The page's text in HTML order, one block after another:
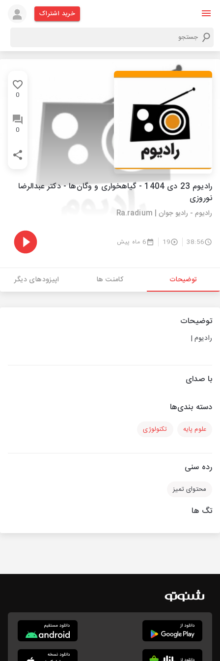
خرید اشتراک
0
0
رادیوم 23 دی 1404 - گیاهخواری و وگان‌ها - دکتر عبدالرضا
نوروزی
رادیوم - رادیو جوان | Ra.radium
38:56
19 6 ماه پیش
توضیحات کامنت ها اپیزودهای دیگر
توضیحات
رادیوم |
با صدای
دسته بندی‌ها
علوم پایه تکنولوژی
رده سنی
محتوای تمیز
تگ ها